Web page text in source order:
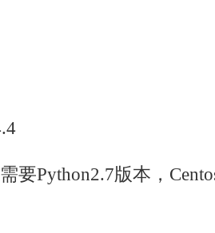
Python2.7版本，